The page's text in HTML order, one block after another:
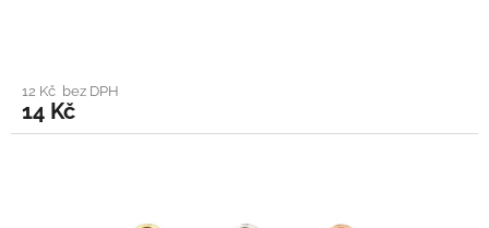
12 Kč bez DPH
14 Kč